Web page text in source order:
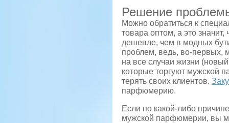
Решение
Можно обратиться к
товара оптом, а это
дешевле, чем в модных
проблем, ведь, во-первых,
на все случаи жизни
которые торгуют мужской
терять своих клиентов.
парфюмерию.
Если по какой-либо
мужской парфюмерии, вы